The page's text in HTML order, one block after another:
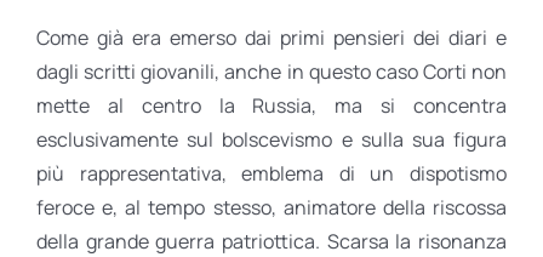
Come già era emerso dai primi pensieri dei diari e
dagli scritti giovanili, anche in questo caso Corti non
mette al centro la Russia, ma si concentra
esclusivamente sul bolscevismo e sulla sua figura
più rappresentativa, emblema di un dispotismo
feroce e, al tempo stesso, animatore della riscossa
della grande guerra patriottica. Scarsa la risonanza